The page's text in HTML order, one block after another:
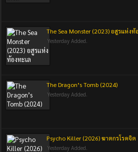
The Sea Monster (2023) อสูรแห่งท้
Yesterday Added.
The Dragon’s Tomb (2024)
Yesterday Added.
Psycho Killer (2026) ฆาตกรโรคจิต
Yesterday Added.